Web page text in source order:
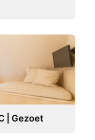
| Gezoet